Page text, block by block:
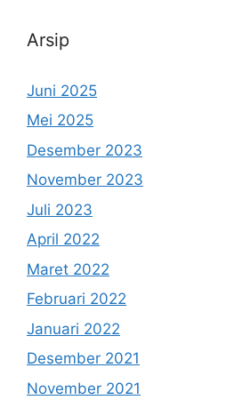
Arsip
Juni 2025
Mei 2025
Desember 2023
November 2023
Juli 2023
April 2022
Maret 2022
Februari 2022
Januari 2022
Desember 2021
November 2021